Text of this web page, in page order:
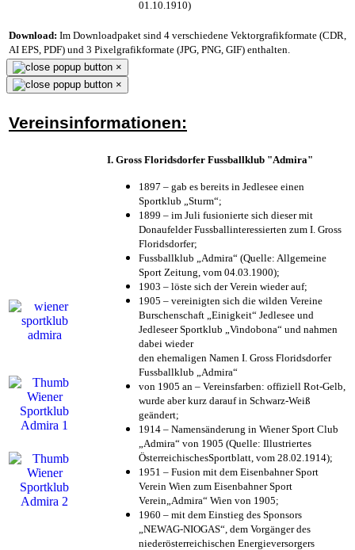
01.10.1910)
Download: Im Downloadpaket sind 4 verschiedene Vektorgrafikformate (CDR,
AI EPS, PDF) und 3 Pixelgrafikformate (JPG, PNG, GIF) enthalten.
×
×
Vereinsinformationen:
I. Gross Floridsdorfer Fussballklub "Admira"
1897 – gab es bereits in Jedlesee einen
Sportklub „Sturm“;
1899 – im Juli fusionierte sich dieser mit
Donaufelder Fussballinteressierten zum I. Gross
Floridsdorfer;
Fussballklub „Admira“ (Quelle: Allgemeine
Sport Zeitung, vom 04.03.1900);
1903 – löste sich der Verein wieder auf;
1905 – vereinigten sich die wilden Vereine
Burschenschaft „Einigkeit“ Jedlesee und
Jedleseer Sportklub „Vindobona“ und nahmen
dabei wieder
den ehemaligen Namen I. Gross Floridsdorfer
Fussballklub „Admira“
von 1905 an – Vereinsfarben: offiziell Rot-Gelb,
wurde aber kurz darauf in Schwarz-Weiß
geändert;
1914 – Namensänderung in Wiener Sport Club
„Admira“ von 1905 (Quelle: Illustriertes
ÖsterreichischesSportblatt, vom 28.02.1914);
1951 – Fusion mit dem Eisenbahner Sport
Verein Wien zum Eisenbahner Sport
Verein„Admira“ Wien von 1905;
1960 – mit dem Einstieg des Sponsors
„NEWAG-NIOGAS“, dem Vorgänger des
niederösterreichischen Energieversorgers